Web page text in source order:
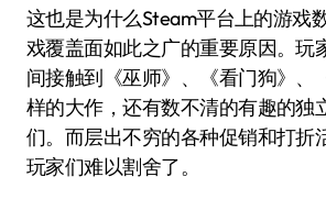
这也是为什么Steam平台上的游戏
戏覆盖面如此之广的重要原因。玩
间接触到《巫师》、《看门狗》、
样的大作，还有数不清的有趣的独
们。而层出不穷的各种促销和打折
玩家们难以割舍了。